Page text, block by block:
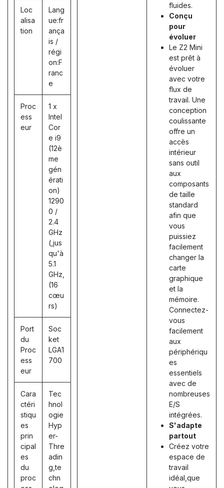
Loc
alisa
tion
Lang
ue:fr
ança
is /
régi
on:F
ranc
e
Proc
ess
eur
1 x
Intel
Cor
e i9
(12è
me
gén
érati
on)
1290
0 /
2.4
GHz
(,jus
qu'à
5.1
GHz,
(16
cœu
rs)
Port
du
Proc
ess
eur
Soc
ket
LGA1
700
Cara
ctéri
stiqu
es
prin
cipal
es
du
proc
Tec
hnol
ogie
Hyp
er-
Thre
adin
g,te
chn
fluides.
Conçu
pour
évoluer
Le Z2 Mini
est prêt à
évoluer
avec votre
flux de
travail. Une
conception
coulissante
offre un
accès
intérieur
sans outil
aux
composants
de taille
standard
afin que
vous
puissiez
facilement
changer la
carte
graphique
et la
mémoire.
Connectez-
vous
facilement
aux
périphériqu
es
essentiels
avec de
nombreuses
E/S
intégrées.
S'adapte
partout
Créez votre
espace de
travail
idéal,que